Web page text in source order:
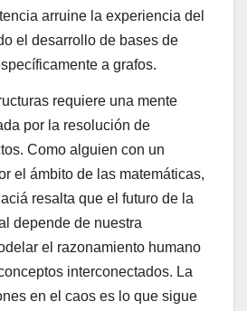
arruine la experiencia del
el desarrollo de bases de
a grafos.
requiere una mente
por la resolución de
Como alguien con un
el ámbito de las matemáticas,
resalta que el futuro de la
depende de nuestra
el razonamiento humano
interconectados. La
en el caos es lo que sigue